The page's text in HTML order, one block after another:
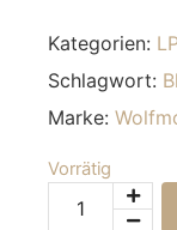
Kategorien:
Schlagwort:
Marke:
Vorrätig
Alternative: